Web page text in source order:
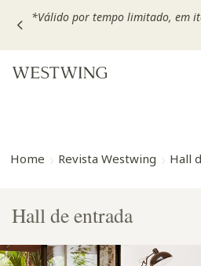
*Válido por tempo limitado, em
Home Revista Westwing Hall
Hall de entrada